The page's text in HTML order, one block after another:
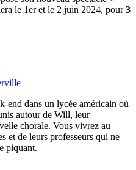
le 1er et le 2 juin 2024, pour3
end dans un lycée américain où
autour de Will, leur
chorale. Vous vivrez au
et de leurs professeurs qui ne
piquant.